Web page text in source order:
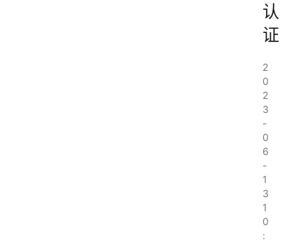
认
证
2
0
2
3
-
0
6
-
1
3
1
0
: